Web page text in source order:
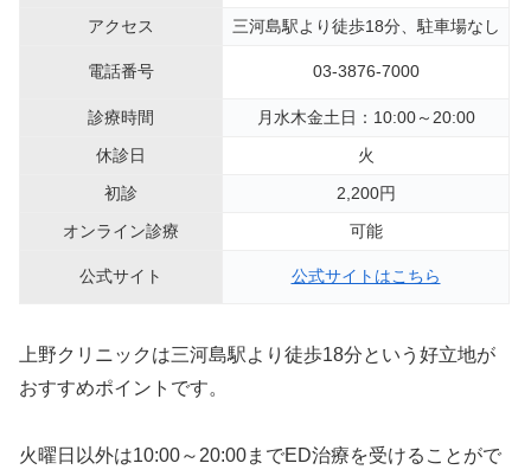
アクセス
三河島駅より徒歩18分、駐車場なし
電話番号 03-3876-7000
診療時間
月水木金土日：10:00～20:00
休診日
火
初診
2,200円
オンライン診療
可能
公式サイト 公式サイトはこちら
上野クリニックは三河島駅より徒歩18分という好立地が
おすすめポイントです。
火曜日以外は10:00～20:00までED治療を受けることがで